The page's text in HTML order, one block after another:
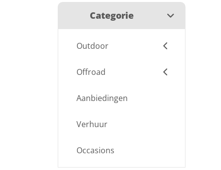
Categorie
Outdoor
Offroad
Aanbiedingen
Verhuur
Occasions